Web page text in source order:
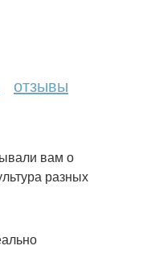
отзывы
вам о
разных